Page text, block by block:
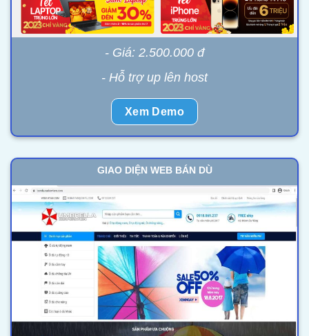
- Giá: 2.500.000 đ
- Hỗ trợ up lên host
Xem Demo
GIAO DIỆN WEB BÁN DÙ